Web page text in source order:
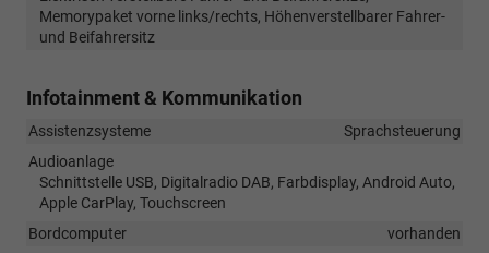
Memorypaket vorne links/rechts, Höhenverstellbarer Fahrer-
und Beifahrersitz
Infotainment & Kommunikation
Assistenzsysteme
Sprachsteuerung
Audioanlage
Schnittstelle USB, Digitalradio DAB, Farbdisplay, Android Auto,
Apple CarPlay, Touchscreen
Bordcomputer
vorhanden